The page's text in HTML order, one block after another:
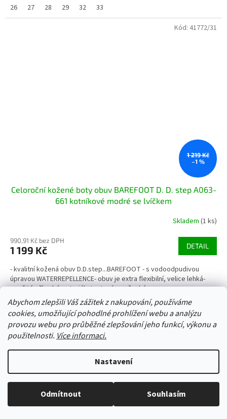
Abychom zlepšili Váš zážitek z nakupování, používáme
cookies, umožňující pohodlné prohlížení webu a analýzu
provozu webu pro průběžné zlepšování jeho funkcí, výkonu a
použitelnosti. Více informaci.
Nastavení
Odmítnout Souhlasím
26
27 28 29 32 33
1 219 Kč
–1 %
Celoroční kožené boty obuv BAREFOOT D. D. step A063-
661 kotníkové modré se lvíčkem
Skladem (1 ks)
990,91 Kč bez DPH
1 199 Kč DETAIL
- kvalitní kožená obuv D.D.step...BAREFOOT - s vodoodpudivou
úpravou WATERREPELLENCE- obuv je extra flexibilní, velice lehká-
použité přírodní materiály testovány v české...
31
Kód: 41772/31
Kód:41265/32